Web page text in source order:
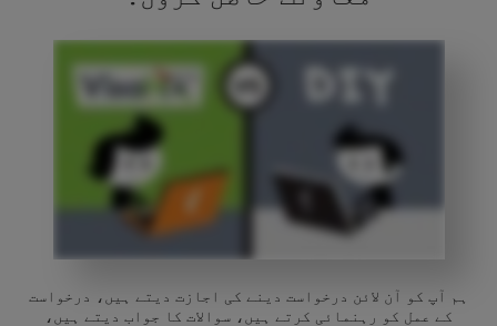
ہم آپ کو آن لائن درخواست دینے کی اجازت دیتے ہیں، درخواست
کے عمل کو رہنمائی کرتے ہیں، سوالات کا جواب دیتے ہیں،